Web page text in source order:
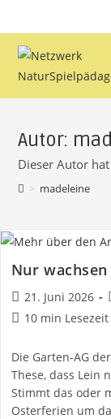
Inhalt
springen
Autor:
Dieser Autor
> madeleine
Nur
Beitrag
veröffentlicht:
21. Juni 2026
Lesedauer:
10 min Lesezeit
Die Garten-AG
These, dass Lein
Stimmt das oder
Osterferien um